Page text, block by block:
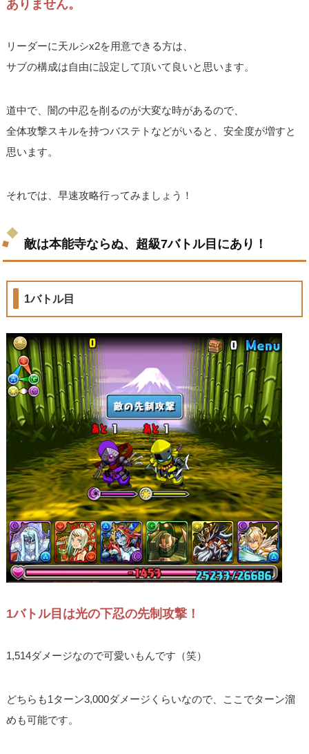
ありません。
リーダーに天ルシx2を用意できる方は、
サブの構成は自由に設定して頂いて良いと思います。
道中で、闇の中忍を削るのが大変な時があるので、
全体攻撃スキルを持つバステトなどがいると、安全度が増すと
思います。
それでは、早速攻略行ってみましょう！
敵は本能寺ならぬ、超級7バトル目にあり！
1バトル目
1バトル目は光の下忍の先制攻撃！
1,514ダメージなので可愛いもんです（笑）
どちらも1ターン3,000ダメージくらいなので、ここでターン溜
めも可能です。